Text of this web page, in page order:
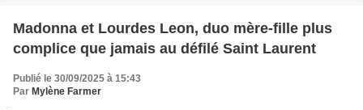
Madonna et Lourdes Leon, duo mère-fille plus
complice que jamais au défilé Saint Laurent
Publié le 30/09/2025 à 15:43
Par Mylène Farmer